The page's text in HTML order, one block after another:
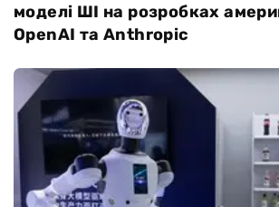
моделі ШІ на розробках
OpenAI та Anthropic